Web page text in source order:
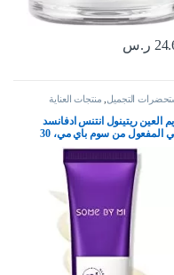
ر.س
التجميل منتجات العناية
العين ريتينول انتنس ادفانسد
ثلاثي المفعول من سوم باي مي، 30